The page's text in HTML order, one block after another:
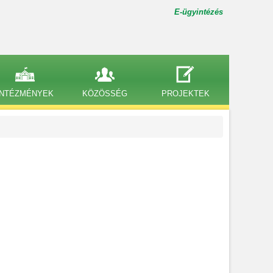
E-ügyintézés
INTÉZMÉNYEK KÖZÖSSÉG PROJEKTEK